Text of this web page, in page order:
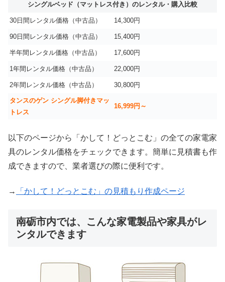
シングルベッド（マットレス付き）のレンタル・購入比較
30日間レンタル価格（中古品） 14,300円
90日間レンタル価格（中古品） 15,400円
半年間レンタル価格（中古品） 17,600円
1年間レンタル価格（中古品） 22,000円
2年間レンタル価格（中古品） 30,800円
タンスのゲン シングル脚付きマッ
トレス
16,999円～
以下のページから「かして！どっとこむ」の全ての家電家
具のレンタル価格をチェックできます。簡単に見積書も作
成できますので、業者選びの際に便利です。
→ 「かして！どっとこむ」の見積もり作成ページ
南砺市内では、こんな家電製品や家具がレ
ンタルできます